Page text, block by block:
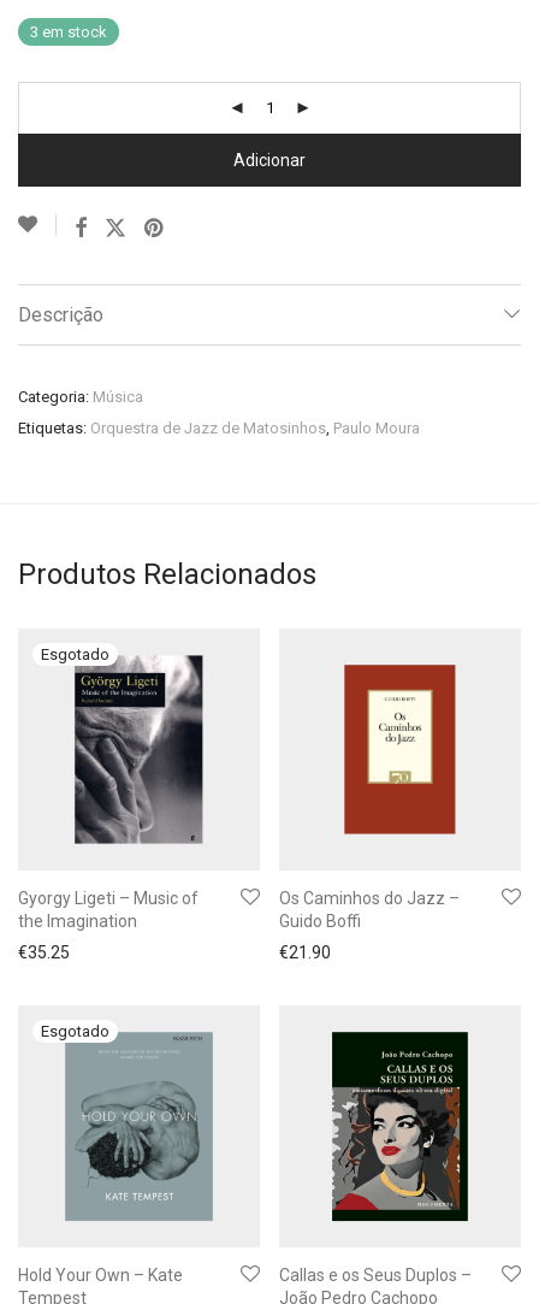
3 em stock
Adicionar
Descrição
Categoria: Música
Etiquetas: Orquestra de Jazz de Matosinhos, Paulo Moura
Produtos Relacionados
Gyorgy Ligeti – Music of
the Imagination
€35.25
Os Caminhos do Jazz –
Guido Boffi
€21.90
Hold Your Own – Kate
Tempest
Callas e os Seus Duplos –
João Pedro Cachopo